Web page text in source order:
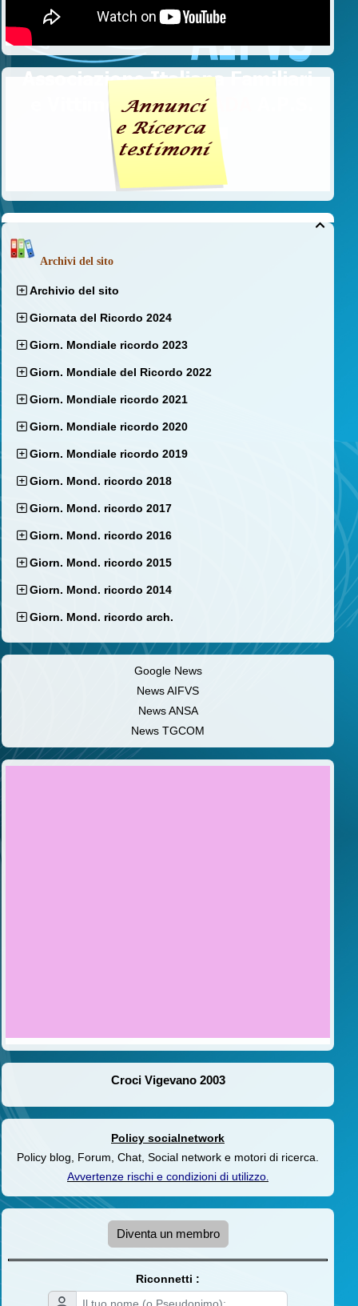

Archivi del sito
Archivio del sito
Giornata del Ricordo 2024
Giorn. Mondiale ricordo 2023
Giorn. Mondiale del Ricordo 2022
Giorn. Mondiale ricordo 2021
Giorn. Mondiale ricordo 2020
Giorn. Mondiale ricordo 2019
Giorn. Mond. ricordo 2018
Giorn. Mond. ricordo 2017
Giorn. Mond. ricordo 2016
Giorn. Mond. ricordo 2015
Giorn. Mond. ricordo 2014
Giorn. Mond. ricordo arch.
Google News
News AIFVS
News ANSA
News TGCOM
Croci Vigevano 2003
Policy socialnetwork
Policy blog, Forum, Chat, Social network e motori di ricerca.
Avvertenze rischi e condizioni di utilizzo.
Diventa un membro
Riconnetti :